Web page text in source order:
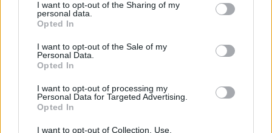
not limited to your visit or usage behaviour. You may click to
grant or deny consent to Google and its third-party tags to
use your data for below specified purposes in below Google
consent section.
I want to opt-out of the Sharing of my
personal data.
Opted In
I want to opt-out of the Sale of my
Personal Data.
Opted In
I want to opt-out of processing my
Personal Data for Targeted Advertising.
Opted In
I want to opt-out of Collection, Use,
Ακραία σύγκρουση μεταξύ των μειονοτικών
βουλευτών με τον Ιλχάν Αχμέτ να αποκαλεί τον
τουρκικού προξενείου – Επίθεση επί προσωπικού από
Κωνσταντοπούλου σε Μηταράκη και κόντρα Νίκου
Παππά με Άδωνι Γεωργιάδη